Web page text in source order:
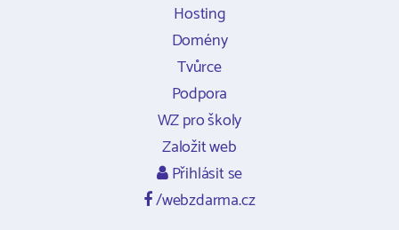
Hosting
Domény
Tvůrce
Podpora
WZ pro školy
Založit web
Přihlásit se
/webzdarma.cz